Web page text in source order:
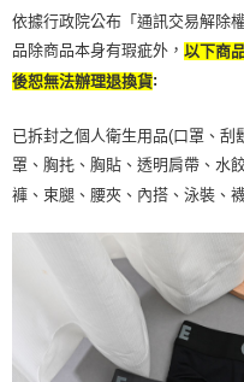
時審查核予不同之上限額度；若
請求用戶進行身份認證。
５．嚴禁一人註冊多個帳號或使
恩沛科技股份有限公司將有權停
付款後寶雅門市自取(由倉庫
每筆NT$80，滿NT$290(含以
依據行政院公布「通訊交易解除
品除商品本身有瑕疵外， 以下商
後恕無法辦理退換貨:
已拆封之個人衛生用品(口罩、刮
罩、胸扥、胸貼、透明肩帶、水
褲、束腿、腰夾、內搭、泳裝、